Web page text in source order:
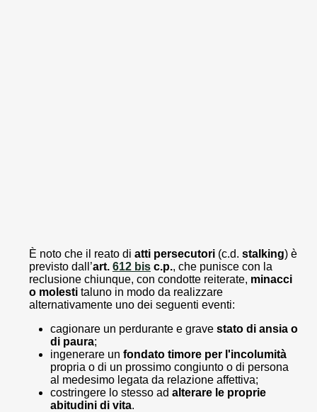
È noto che il reato di atti persecutori (c.d. stalking) è
previsto dall’art. 612 bis c.p., che punisce con la
reclusione chiunque, con condotte reiterate, minacci
o molesti taluno in modo da realizzare
alternativamente uno dei seguenti eventi:
cagionare un perdurante e grave stato di ansia o
di paura;
ingenerare un fondato timore per l'incolumità
propria o di un prossimo congiunto o di persona
al medesimo legata da relazione affettiva;
costringere lo stesso ad alterare le proprie
abitudini di vita.